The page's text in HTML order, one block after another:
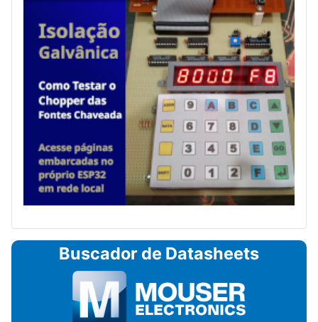
Buscador de Datasheets